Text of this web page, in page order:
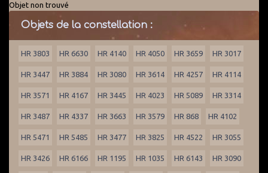
Objet non trouvé
Objets de la constellation :
HR 3803 HR 6630 HR 4140 HR 4050 HR 3659 HR 3017
HR 3447 HR 3884 HR 3080 HR 3614 HR 4257 HR 4114
HR 3571 HR 4167 HR 3445 HR 4023 HR 5089 HR 3314
HR 3487 HR 4337 HR 3663 HR 3579 HR 868 HR 4102
HR 5471 HR 5485 HR 3477 HR 3825 HR 4522 HR 3055
HR 3426 HR 6166 HR 1195 HR 1035 HR 6143 HR 3090